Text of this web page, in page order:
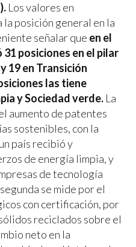
Los valores en
posición general en la
señalar que en el
posiciones en el pilar
19 en Transición
las tiene
y Sociedad verde. La
aumento de patentes
sostenibles, con la
país recibió y
de energía limpia, y
de tecnología
se mide por el
con certificación, por
reciclados sobre el
neto en la